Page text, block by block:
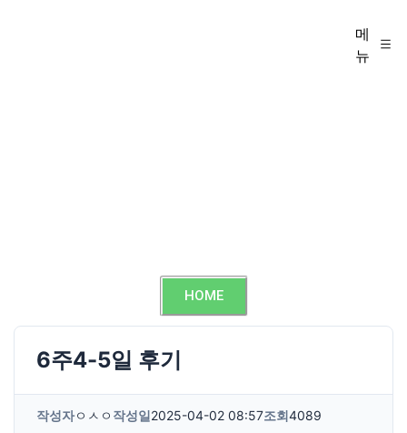
메
뉴
HOME
6주4-5일 후기
작성자ㅇㅅㅇ 작성일2025-04-02 08:57조회4089